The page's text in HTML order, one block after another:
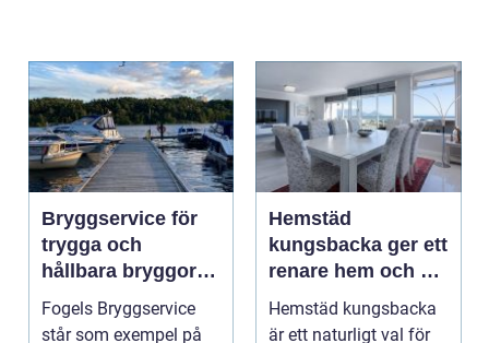
Bryggservice för
trygga och
hållbara bryggor
året runt
Fogels Bryggservice
står som exempel på
Hemstäd
kungsbacka ger ett
renare hem och en
lugnare vardag
Hemstäd kungsbacka
är ett naturligt val för